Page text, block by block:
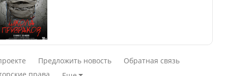
зарплата,
говорят с
Актау: Путин принес
Смешарики сквозь вселенные
Юбилейный:
Предложить новость
Обратная связь